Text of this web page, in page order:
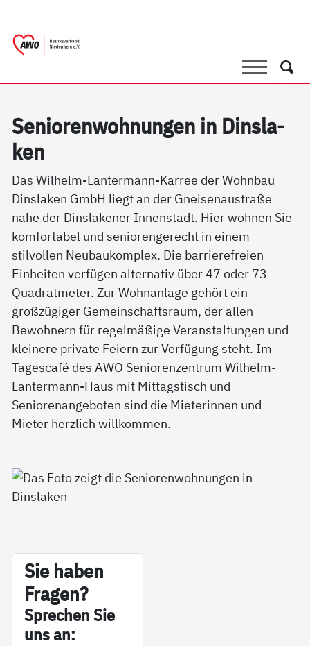
SucheSuche
Se­nio­ren­woh­nun­gen in Dins­la­
ken
Das Wilhelm-Lantermann-Karree der Wohnbau
Dinslaken GmbH liegt an der Gneisenaustraße
nahe der Dinslakener Innenstadt. Hier wohnen Sie
komfortabel und seniorengerecht in einem
stilvollen Neubaukomplex. Die barrierefreien
Einheiten verfügen alternativ über 47 oder 73
Quadratmeter. Zur Wohnanlage gehört ein
großzügiger Gemeinschaftsraum, der allen
Bewohnern für regelmäßige Veranstaltungen und
kleinere private Feiern zur Verfügung steht. Im
Tagescafé des AWO Seniorenzentrum Wilhelm-
Lantermann-Haus mit Mittagstisch und
Seniorenangeboten sind die Mieterinnen und
Mieter herzlich willkommen.
Sie ha­ben
Fra­gen?
Sp­re­chen Sie
uns an: